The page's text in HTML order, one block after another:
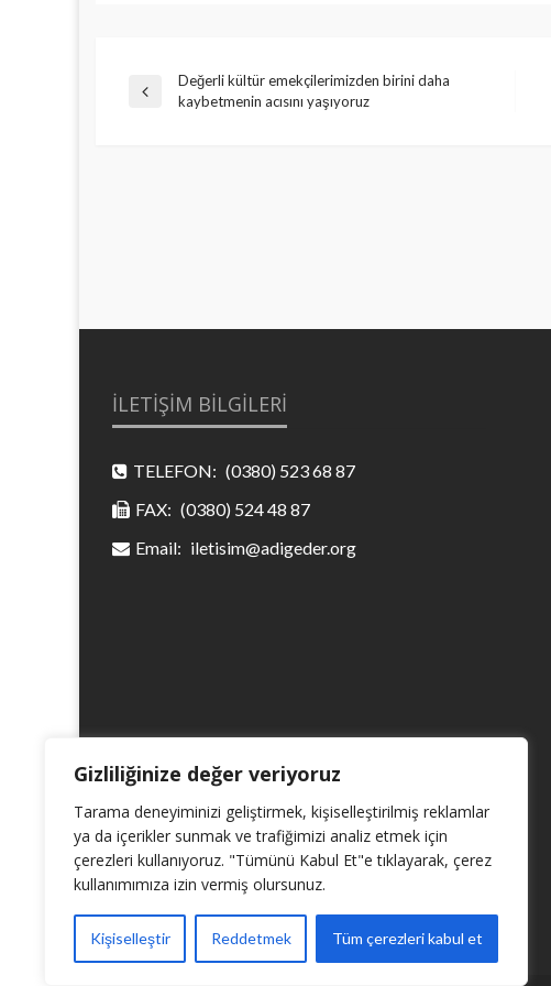
Gizliliğinize değer veriyoruz
Tarama deneyiminizi geliştirmek, kişiselleştirilmiş reklamlar
ya da içerikler sunmak ve trafiğimizi analiz etmek için
çerezleri kullanıyoruz. "Tümünü Kabul Et"e tıklayarak, çerez
kullanımımıza izin vermiş olursunuz.
Kişiselleştir Reddetmek Tüm çerezleri kabul et
Yazı
Previous
Değerli kültür emekçilerimizden birini daha
kaybetmenin acısını yaşıyoruz
İLETİŞİM BİLGİLERİ
TELEFON: (0380) 523 68 87
FAX: (0380) 524 48 87
Email: iletisim@adigeder.org